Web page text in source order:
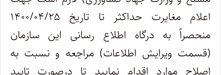
اعلام مغایرت حداکثر تا تاریخ ۱۴۰۰/۰۴/۲۵
منحصراً به درگاه اطلاع رسانی این سازمان
(قسمت ویرایش اطلاعات) مراجعه و نسبت به
اصلاح موارد اقدام نمایید تا درصورت تایید